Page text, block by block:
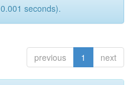
seconds).
previous 1 next